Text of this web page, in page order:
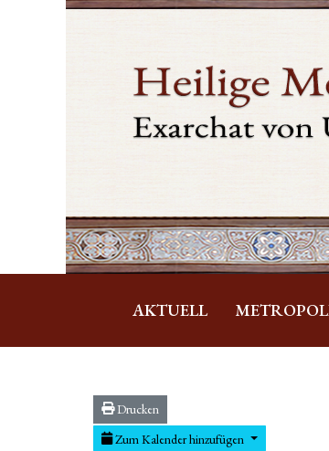
AKTUELL
Drucken
Zum Kalender hinzufügen